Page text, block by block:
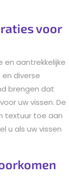
voor
aantrekkelijke
diverse
brengen dat
uw vissen. De
textuur toe aan
u als uw vissen